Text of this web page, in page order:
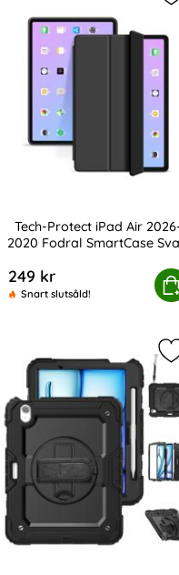
Tech-Protect iPad Air
2020 Fodral SmartCase
249 kr
Snart slutsåld!
Köp
Protect iPad Air 2026-